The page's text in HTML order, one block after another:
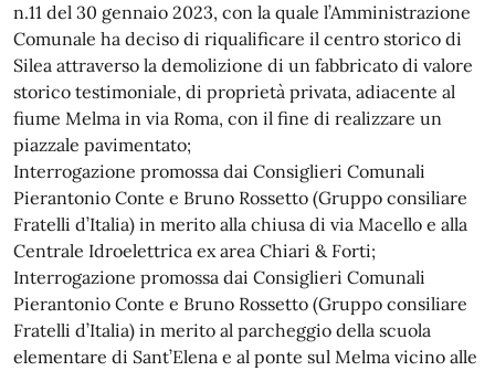
n.11 del 30 gennaio 2023, con la quale l’Amministrazione
Comunale ha deciso di riqualificare il centro storico di
Silea attraverso la demolizione di un fabbricato di valore
storico testimoniale, di proprietà privata, adiacente al
fiume Melma in via Roma, con il fine di realizzare un
piazzale pavimentato;
Interrogazione promossa dai Consiglieri Comunali
Pierantonio Conte e Bruno Rossetto (Gruppo consiliare
Fratelli d’Italia) in merito alla chiusa di via Macello e alla
Centrale Idroelettrica ex area Chiari & Forti;
Interrogazione promossa dai Consiglieri Comunali
Pierantonio Conte e Bruno Rossetto (Gruppo consiliare
Fratelli d’Italia) in merito al parcheggio della scuola
elementare di Sant’Elena e al ponte sul Melma vicino alle